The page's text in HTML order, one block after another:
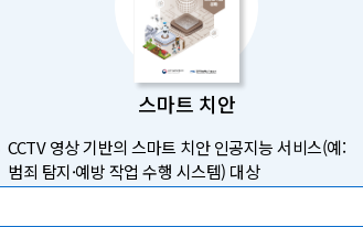
스마트 치안
CCTV 영상 기반의 스마트 치안 인공지능 서비스(예:
범죄 탐지·예방 작업 수행 시스템) 대상